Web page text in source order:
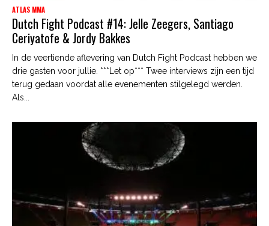
ATLAS MMA
Dutch Fight Podcast #14: Jelle Zeegers, Santiago
Ceriyatofe & Jordy Bakkes
In de veertiende aflevering van Dutch Fight Podcast hebben we
drie gasten voor jullie. ***Let op*** Twee interviews zijn een tijd
terug gedaan voordat alle evenementen stilgelegd werden.
Als...